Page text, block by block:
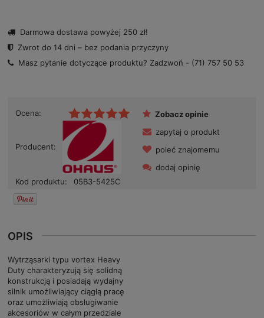
Darmowa dostawa powyżej 250 zł!
Zwrot do 14 dni – bez podania przyczyny
Masz pytanie dotyczące produktu? Zadzwoń - (71) 757 50 53
Ocena:
Producent:
Kod produktu: 05B3-5425C
Zobacz opinie
zapytaj o produkt
poleć znajomemu
dodaj opinię
OPIS
Wytrząsarki typu vortex Heavy
Duty charakteryzują się solidną
konstrukcją i posiadają wydajny
silnik umożliwiający ciągłą pracę
oraz umożliwiają obsługiwanie
akcesoriów w całym przedziale